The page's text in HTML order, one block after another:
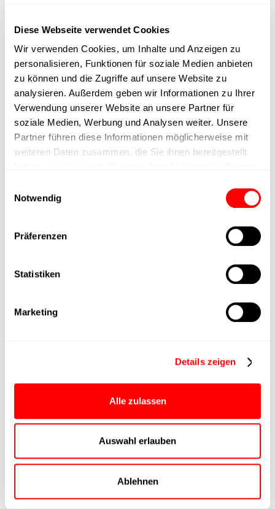
Diese Webseite verwendet Cookies
Wir verwenden Cookies, um Inhalte und Anzeigen zu
personalisieren, Funktionen für soziale Medien anbieten
zu können und die Zugriffe auf unsere Website zu
analysieren. Außerdem geben wir Informationen zu Ihrer
Verwendung unserer Website an unsere Partner für
soziale Medien, Werbung und Analysen weiter. Unsere
Partner führen diese Informationen möglicherweise mit
weiteren Daten zusammen, die Sie ihnen bereitgestellt
Notwendig
Präferenzen
Statistiken
Marketing
Details zeigen
Alle zulassen
Auswahl erlauben
Ablehnen
Nennkraft
Max. Halterkraft
Min. Hubzeit
Max. Arbeitszyklen
Spitze
Ansteuerung